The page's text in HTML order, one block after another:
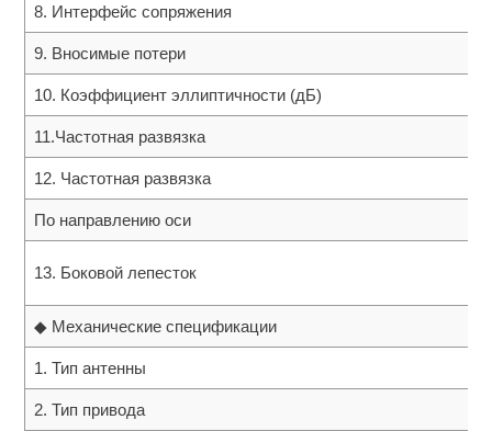
8. Интерфейс сопряжения
9. Вносимые потери
10. Коэффициент эллиптичности (дБ)
11.Частотная развязка
12. Частотная развязка
По направлению оси
13. Боковой лепесток
◆ Механические спецификации
1. Тип антенны
2. Тип привода